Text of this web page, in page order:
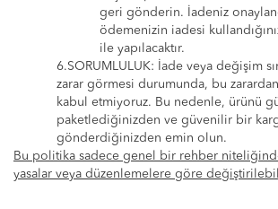
geri gönderin. İadeniz
ödemenizin iadesi
ile yapılacaktır.
6.SORUMLULUK: İade veya değişim
zarar görmesi durumunda, bu
kabul etmiyoruz. Bu nedenle, ürünü
paketlediğinizden ve güvenilir bir
gönderdiğinizden emin olun.
Bu politika sadece genel bir rehber
yasalar veya düzenlemelere göre